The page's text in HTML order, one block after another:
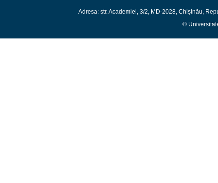
Adresa: str. Academiei, 3/2, MD-2028, Chișinău,
©